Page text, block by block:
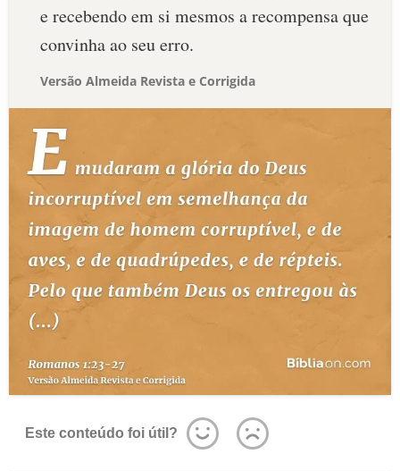
e recebendo em si mesmos a recompensa que
convinha ao seu erro.
Versão Almeida Revista e Corrigida
Este conteúdo foi útil?